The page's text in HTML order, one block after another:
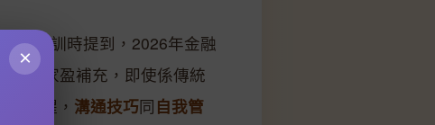
責培訓時提到，2026年金融
。周家盈補充，即使係傳統
提醒， 溝通技巧同 自我管
×